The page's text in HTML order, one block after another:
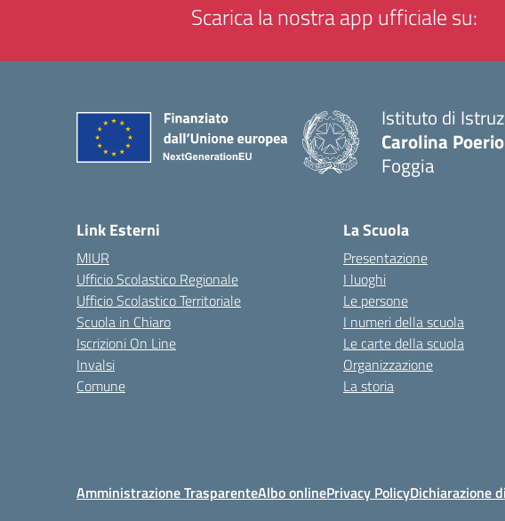
Scarica la nostra app ufficiale su:
Istituto di
Carolina Poerio
Foggia
Link Esterni
MIUR
Ufficio Scolastico Regionale
Ufficio Scolastico Territoriale
Scuola in Chiaro
Iscrizioni On Line
Invalsi
Comune
La Scuola
Presentazione
I luoghi
Le persone
I numeri della scuola
Le carte della scuola
Organizzazione
La storia
Amministrazione TrasparenteAlbo onlinePrivacy PolicyDichiarazione